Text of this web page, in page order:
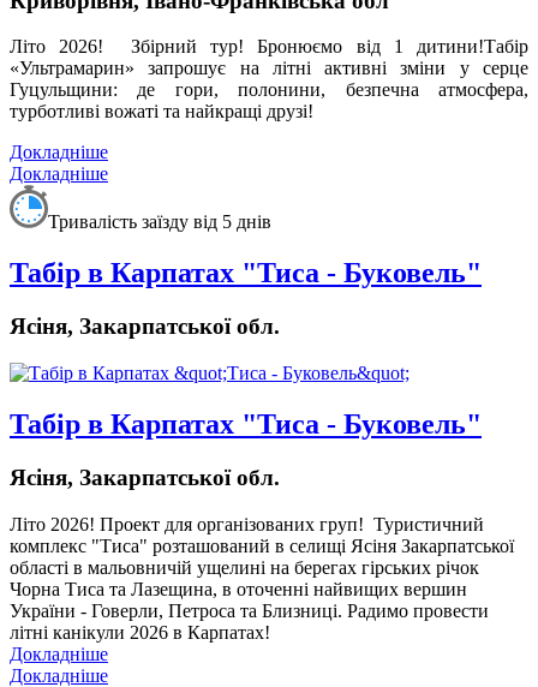
Літо 2026! Збірний тур! Бронюємо від 1 дитини!Табір
«Ультрамарин» запрошує на літні активні зміни у серце
Гуцульщини: де гори, полонини, безпечна атмосфера,
турботливі вожаті та найкращі друзі!
Докладніше
Докладніше
Тривалість заїзду від 5 днів
Табір в Карпатах "Тиса - Буковель"
Ясіня, Закарпатської обл.
Табір в Карпатах "Тиса - Буковель"
Ясіня, Закарпатської обл.
Літо 2026! Проект для організованих груп! Туристичний
комплекс "Тиса" розташований в селищі Ясіня Закарпатської
області в мальовничій ущелині на берегах гірських річок
Чорна Тиса та Лазещина, в оточенні найвищих вершин
України - Говерли, Петроса та Близниці. Радимо провести
літні канікули 2026 в Карпатах!
Докладніше
Докладніше